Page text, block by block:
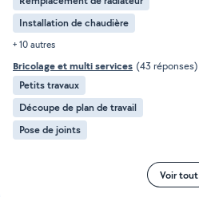
Installation de chaudière
+ 10 autres
Bricolage et multi services (43 réponses)
Petits travaux
Découpe de plan de travail
Pose de joints
Voir tout